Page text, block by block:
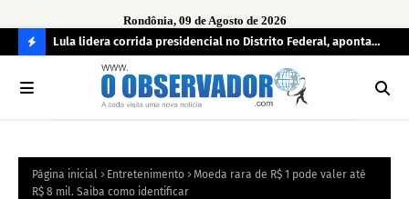
Rondônia, 09 de Agosto de 2026
O
R
Lula lidera corrida presidencial no Distrito Federal, aponta
pesquisa; Flávio Bolsonaro aparece em segundo
Página inicial Entretenimento
Moeda rara de R$ 1 pode valer até
R$ 8 mil. Saiba como identificar